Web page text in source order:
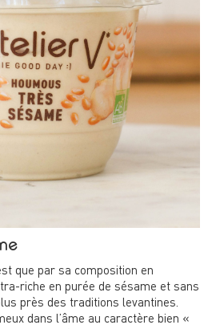
de légumes de l’apéro !
la recette ...elle est à déguster
ou des légumes !
que par sa composition en
riche en purée de sésame et sans
près des traditions levantines.
dans l’âme au caractère bien «